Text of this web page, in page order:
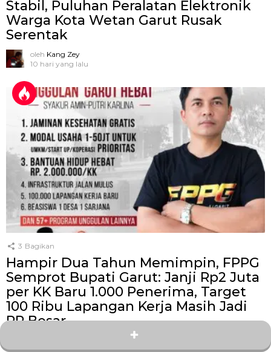
Stabil, Puluhan Peralatan Elektronik
Warga Kota Wetan Garut Rusak
Serentak
oleh Kang Zey
10 hari yang lalu
3 Bagikan
Hampir Dua Tahun Memimpin, FPPG
Semprot Bupati Garut: Janji Rp2 Juta
per KK Baru 1.000 Penerima, Target
100 Ribu Lapangan Kerja Masih Jadi
PR Besar
19 hari yang lalu